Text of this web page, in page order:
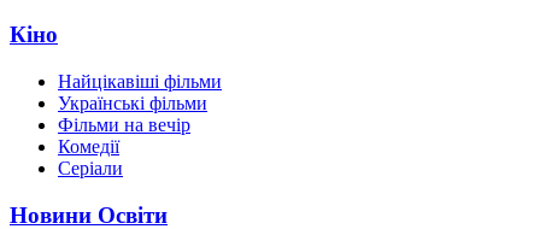
Кіно
Найцікавіші фільми
Українські фільми
Фільми на вечір
Комедії
Серіали
Новини Освіти